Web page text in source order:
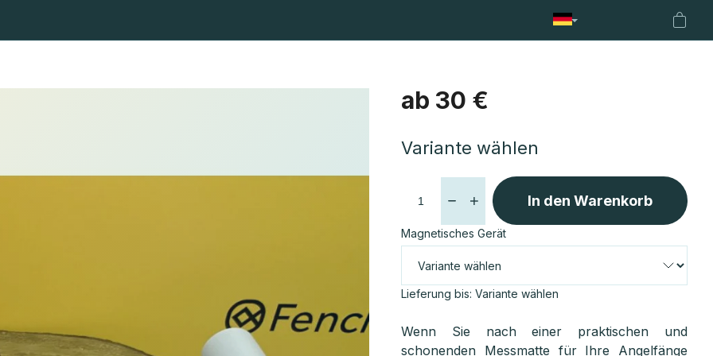
Fencl Treueprogramm
ab 30 €
Variante wählen
Magnetisches Gerät
Lieferung bis: Variante wählen
In den Warenkorb
Wenn Sie nach einer praktischen und
schonenden Messmatte für Ihre Angelfänge